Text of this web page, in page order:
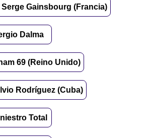
Gainsbourg (Francia)
Dalma
69 (Reino Unido)
Rodríguez (Cuba)
Total